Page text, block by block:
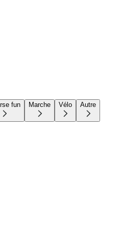
fun Marche Vélo Autre